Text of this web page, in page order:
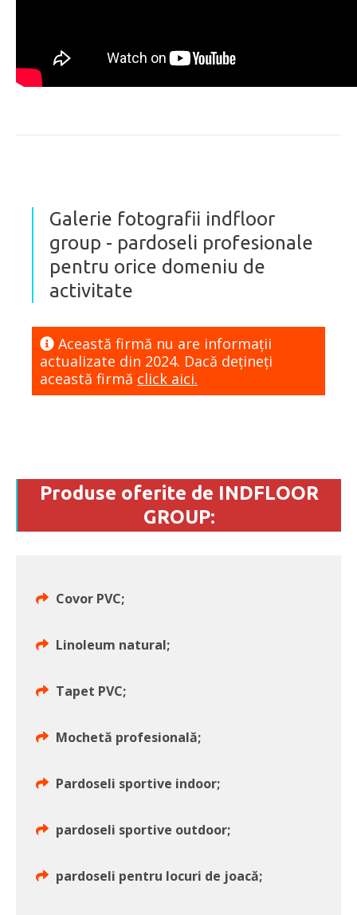
Galerie fotografii indfloor
group - pardoseli profesionale
pentru orice domeniu de
activitate
Această firmă nu are informaţii
actualizate din 2024. Dacă dețineți
această firmă click aici.
Produse oferite de INDFLOOR
GROUP:
Covor PVC;
Linoleum natural;
Tapet PVC;
Mochetă profesională;
Pardoseli sportive indoor;
pardoseli sportive outdoor;
pardoseli pentru locuri de joacă;